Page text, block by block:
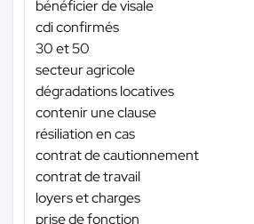
bénéficier de visale
cdi confirmés
30 et 50
secteur agricole
dégradations locatives
contenir une clause
résiliation en cas
contrat de cautionnement
contrat de travail
loyers et charges
prise de fonction